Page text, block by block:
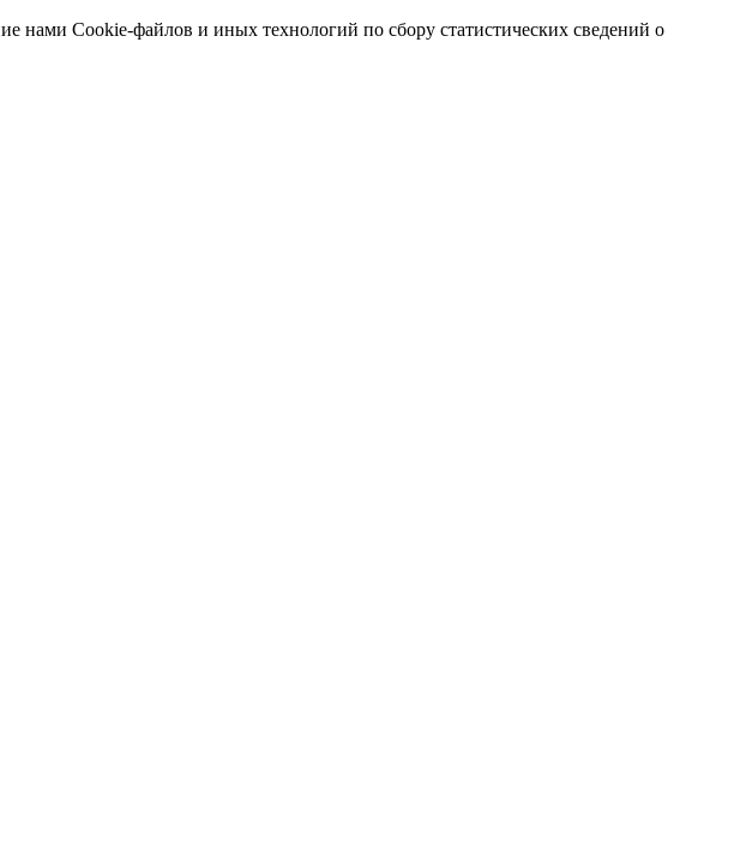
нами Cookie-файлов и иных технологий по сбору статистических сведений о